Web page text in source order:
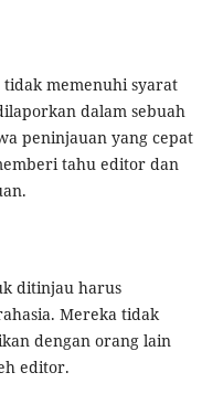
memenuhi syarat
dalam sebuah
peninjauan yang cepat
tahu editor dan
ditinjau harus
Mereka tidak
dengan orang lain
editor.